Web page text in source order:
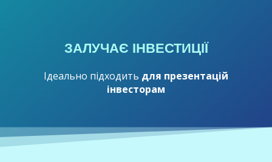
ЗАЛУЧАЄ ІНВЕСТИЦІЇ
Ідеально підходить для презентацій
інвесторам